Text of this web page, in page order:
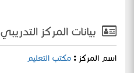
بيانات المركز التدريبي
اسم المركز : مكتب التعليم